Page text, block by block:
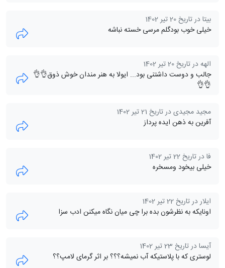
بیتا در تاریخ 20 تیر 1402
خیلی خوب بودگلم مرسی خسته نباشه
الهه در تاریخ 20 تیر 1402
جالب و دوست داشتنی بود... ایولا به هنر مندان خوش ذوق👌👌
👌👌
مجید مجیدی در تاریخ 21 تیر 1402
آفرین به ذهن ایده پرداز
فا در تاریخ 22 تیر 1402
خیلی بیخود ومسخره
ایلار در تاریخ 22 تیر 1402
اونایکه به نظرشون بده برا چی میان نگاه میکنن ادب سزا
آیسا در تاریخ 23 تیر 1402
لوستری که با پلاستیکه آب نمیشه؟؟؟ بر اثر گرمای لامپ؟؟